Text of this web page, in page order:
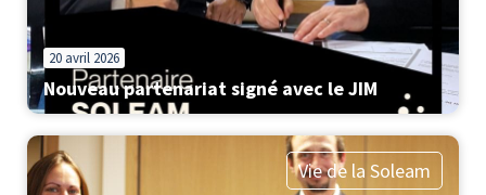
20 avril 2026
Nouveau partenariat signé avec le JIM
Vie de la Soleam